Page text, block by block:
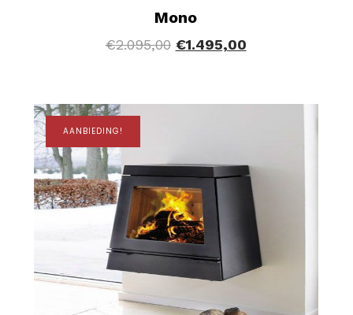
Mono
€2.095,00 €1.495,00
AANBIEDING!